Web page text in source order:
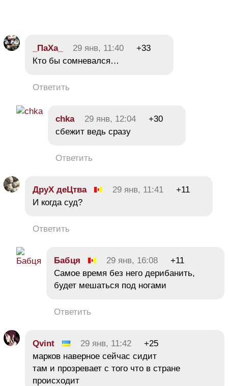
_ПаХа_ 29 янв, 11:40
+33
Кто бы сомневался…
Ответить
chka 29 янв, 12:04
+30
сбежит ведь сразу
Ответить
ДруХ деЦтва 29 янв, 11:41
+11
И когда суд?
Ответить
Бабця 29 янв, 16:08
+11
Самое время без него дерибанить,
будет мешаться под ногами
Ответить
Qvint 29 янв, 11:42
+25
марков наверное сейчас сидит
там и прозревает с того что в стране
происходит